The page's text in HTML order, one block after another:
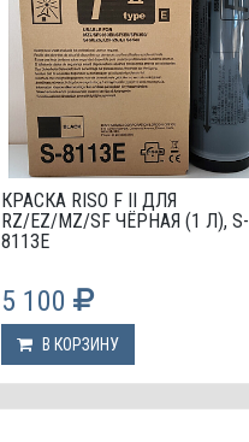
КРАСКА RISO F II ДЛЯ
RZ/EZ/MZ/SF ЧЁРНАЯ (1 Л), S-
8113E
5 100
В КОРЗИНУ